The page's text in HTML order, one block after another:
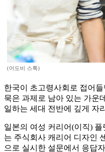
(어도비 스톡)
한국이 초고령사회로 접어
묵은 과제로 남아 있는 가운
일하는 세대 전반에 깊게 자
일본의 여성 커리어(이직) 플
는 주식회사 캐리어 디자인
으로 실시한 설문에서 응답